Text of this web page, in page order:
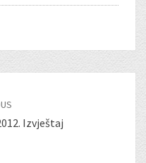
Izvještaj